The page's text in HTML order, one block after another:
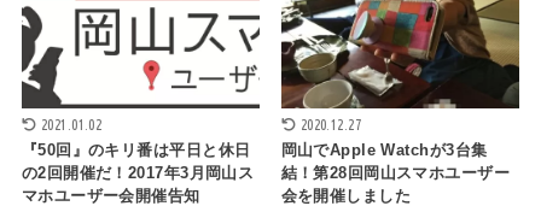
2021.01.02
『50回』のキリ番は平日と休日
の2回開催だ！2017年3月岡山ス
マホユーザー会開催告知
2020.12.27
岡山でApple Watchが3台集
結！第28回岡山スマホユーザー
会を開催しました